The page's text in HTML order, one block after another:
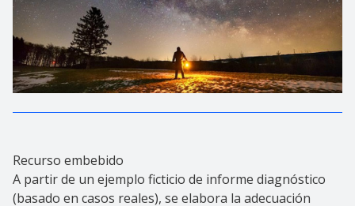
Recurso embebido
A partir de un ejemplo ficticio de informe diagnóstico
(basado en casos reales), se elabora la adecuación